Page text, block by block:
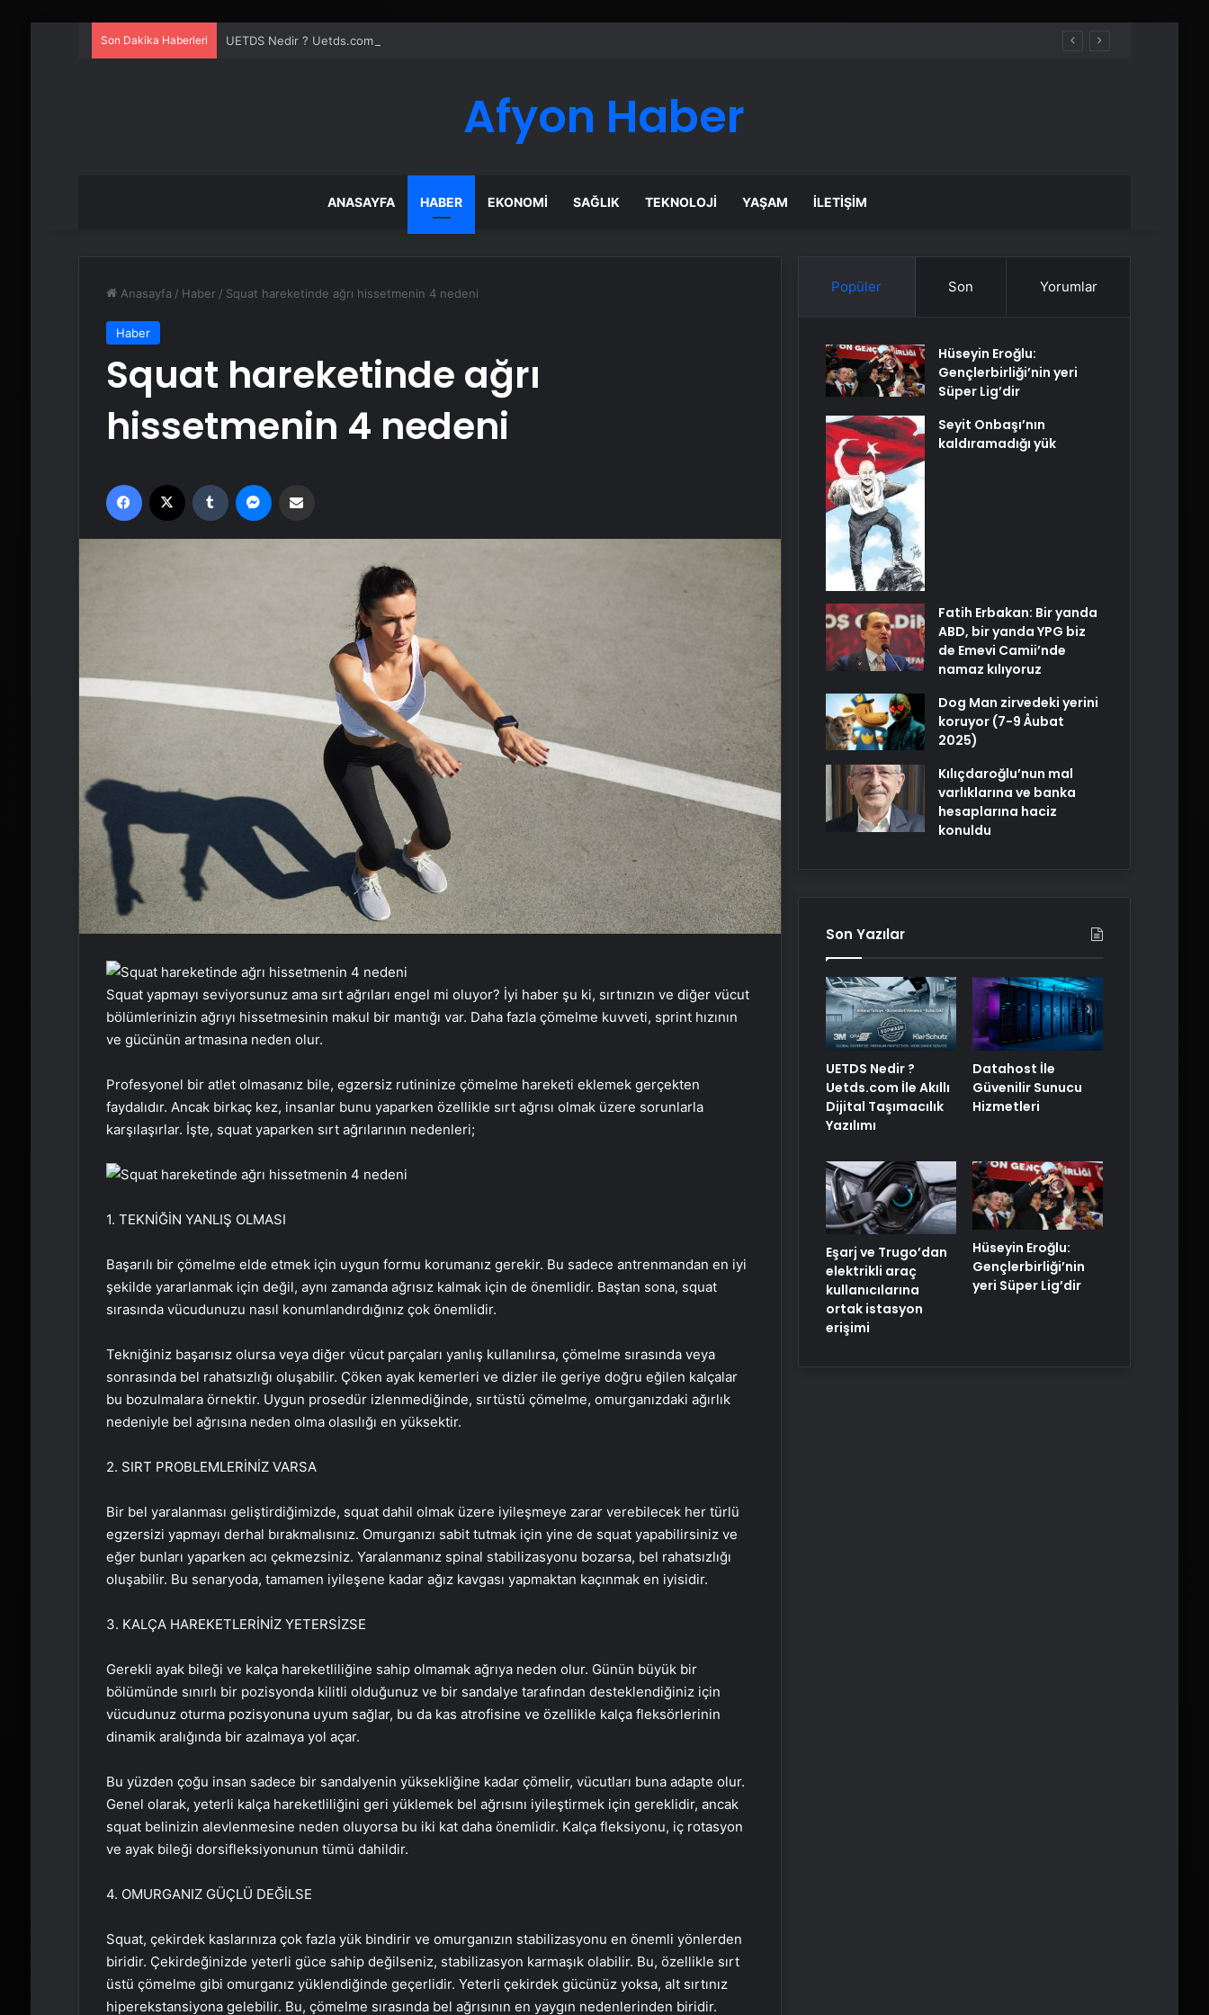
Son Dakika Haberleri UETDS Nedir ? Uetds.com İle Akıllı Dijital Taşımacılık Yazılımı
Afyon Haber
ANASAYFA HABER EKONOMI SAĞLIK TEKNOLOJI YAŞAM İLETIŞIM
Anasayfa / Haber / Squat hareketinde ağrı hissetmenin 4 nedeni
Haber
Squat hareketinde ağrı
hissetmenin 4 nedeni
Facebook Tumblr
Squat yapmayı seviyorsunuz ama sırt ağrıları engel mi oluyor? İyi haber şu ki, sırtınızın ve diğer vücut
bölümlerinizin ağrıyı hissetmesinin makul bir mantığı var. Daha fazla çömelme kuvveti, sprint hızının
ve gücünün artmasına neden olur.
Profesyonel bir atlet olmasanız bile, egzersiz rutininize çömelme hareketi eklemek gerçekten
faydalıdır. Ancak birkaç kez, insanlar bunu yaparken özellikle sırt ağrısı olmak üzere sorunlarla
karşılaşırlar. İşte, squat yaparken sırt ağrılarının nedenleri;
1. TEKNİĞİN YANLIŞ OLMASI
Başarılı bir çömelme elde etmek için uygun formu korumanız gerekir. Bu sadece antrenmandan en iyi
şekilde yararlanmak için değil, aynı zamanda ağrısız kalmak için de önemlidir. Baştan sona, squat
sırasında vücudunuzu nasıl konumlandırdığınız çok önemlidir.
Tekniğiniz başarısız olursa veya diğer vücut parçaları yanlış kullanılırsa, çömelme sırasında veya
sonrasında bel rahatsızlığı oluşabilir. Çöken ayak kemerleri ve dizler ile geriye doğru eğilen kalçalar
bu bozulmalara örnektir. Uygun prosedür izlenmediğinde, sırtüstü çömelme, omurganızdaki ağırlık
nedeniyle bel ağrısına neden olma olasılığı en yüksektir.
2. SIRT PROBLEMLERİNİZ VARSA
Bir bel yaralanması geliştirdiğimizde, squat dahil olmak üzere iyileşmeye zarar verebilecek her türlü
egzersizi yapmayı derhal bırakmalısınız. Omurganızı sabit tutmak için yine de squat yapabilirsiniz ve
eğer bunları yaparken acı çekmezsiniz. Yaralanmanız spinal stabilizasyonu bozarsa, bel rahatsızlığı
oluşabilir. Bu senaryoda, tamamen iyileşene kadar ağız kavgası yapmaktan kaçınmak en iyisidir.
3. KALÇA HAREKETLERİNİZ YETERSİZSE
Gerekli ayak bileği ve kalça hareketliliğine sahip olmamak ağrıya neden olur. Günün büyük bir
bölümünde sınırlı bir pozisyonda kilitli olduğunuz ve bir sandalye tarafından desteklendiğiniz için
vücudunuz oturma pozisyonuna uyum sağlar, bu da kas atrofisine ve özellikle kalça fleksörlerinin
dinamik aralığında bir azalmaya yol açar.
Bu yüzden çoğu insan sadece bir sandalyenin yüksekliğine kadar çömelir, vücutları buna adapte olur.
Genel olarak, yeterli kalça hareketliliğini geri yüklemek bel ağrısını iyileştirmek için gereklidir, ancak
squat belinizin alevlenmesine neden oluyorsa bu iki kat daha önemlidir. Kalça fleksiyonu, iç rotasyon
ve ayak bileği dorsifleksiyonunun tümü dahildir.
4. OMURGANIZ GÜÇLÜ DEĞİLSE
Squat, çekirdek kaslarınıza çok fazla yük bindirir ve omurganızın stabilizasyonu en önemli yönlerden
biridir. Çekirdeğinizde yeterli güce sahip değilseniz, stabilizasyon karmaşık olabilir. Bu, özellikle sırt
üstü çömelme gibi omurganız yüklendiğinde geçerlidir. Yeterli çekirdek gücünüz yoksa, alt sırtınız
hiperekstansiyona gelebilir. Bu, çömelme sırasında bel ağrısının en yaygın nedenlerinden biridir.
Frankofon Film Festivali 2025:
Türkiye’de sinema kutlaması
Rimelin kurumaması için ne
yapmalı?
Popüler Son Yorumlar
Hüseyin Eroğlu:
Gençlerbirliği’nin yeri
Süper Lig’dir
Seyit Onbaşı’nın
kaldıramadığı yük
Fatih Erbakan: Bir yanda
ABD, bir yanda YPG biz
de Emevi Camii’nde
namaz kılıyoruz
Dog Man zirvedeki yerini
koruyor (7-9 Åubat
2025)
Kılıçdaroğlu’nun mal
varlıklarına ve banka
hesaplarına haciz
konuldu
Son Yazılar
UETDS Nedir ?
Uetds.com İle Akıllı
Dijital Taşımacılık
Yazılımı
Datahost İle
Güvenilir Sunucu
Hizmetleri
Eşarj ve Trugo’dan
elektrikli araç
kullanıcılarına
ortak istasyon
erişimi
Hüseyin Eroğlu:
Gençlerbirliği’nin
yeri Süper Lig’dir